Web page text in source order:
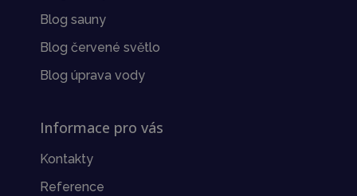
Blog sauny
Blog červené světlo
Blog úprava vody
Informace pro vás
Kontakty
Reference